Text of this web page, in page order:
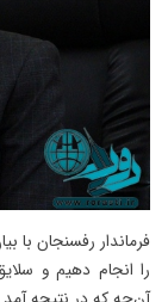
فرماندار رفسنجان با
را انجام دهیم و